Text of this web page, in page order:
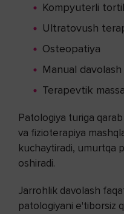
Kompyuterli
Ultratovush
Osteopatiya
Manual davolash
Terapevtik
Patologiya turiga
va fizioterapiya
kuchaytiradi, umurtqa
oshiradi.
Jarrohlik davolash
patologiyani e'tiborsiz